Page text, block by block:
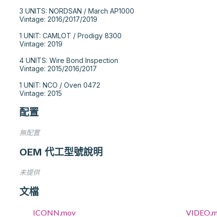
3 UNITS: NORDSAN / March AP1000
Vintage: 2016/2017/2019
1 UNIT: CAMLOT / Prodigy 8300
Vintage: 2019
4 UNITS: Wire Bond Inspection
Vintage: 2015/2016/2017
1 UNIT: NCO / Oven 0472
Vintage: 2015
配置
無配置
OEM 代工型號說明
未提供
文檔
ICONN.mov